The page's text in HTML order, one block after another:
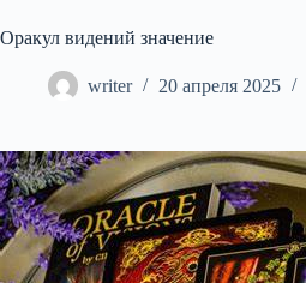
Оракул видений значение
writer 20 апреля 2025